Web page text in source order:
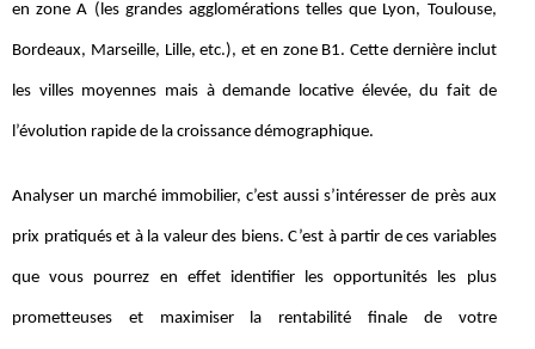
en zone A (les grandes agglomérations telles que Lyon, Toulouse,
Bordeaux, Marseille, Lille, etc.), et en zone B1. Cette dernière inclut
les villes moyennes mais à demande locative élevée, du fait de
l’évolution rapide de la croissance démographique.
Analyser un marché immobilier, c’est aussi s’intéresser de près aux
prix pratiqués et à la valeur des biens. C’est à partir de ces variables
que vous pourrez en effet identifier les opportunités les plus
prometteuses et maximiser la rentabilité finale de votre